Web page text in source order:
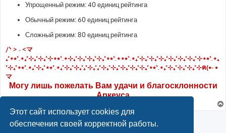
Этот сайт использует cookies для
обеспечения своей корректной работы.
Упрощенный режим: 40 единиц рейтинга
Обычный режим: 60 единиц рейтинга
Сложный режим: 80 единиц рейтинга
/ᐠ > ˕ <マ
₊˚⋆⭒˚.⋆₊˚⊹₊˚⊹₊˚⊹⋆⭒˚.⋆⊹₊˚⊹₊˚⊹₊˚⊹₊˚⋆⭒˚.⋆⋆⭒˚.⋆₊˚⊹₊˚⊹₊˚⊹₊˚⊹₊˚⊹₊˚⊹₊˚⊹⋆⭒˚.⋆₊
˚⊹₊˚⋆⭒˚.⋆₊˚⊹₊˚⋆⭒˚.⋆₊˚⊹₊˚⊹₊˚₊˚⊹₊˚₊˚⊹₊˚⊹₊˚⊹₊˚⊹₊˚⊹₊˚⋆⭒˚.⋆₊˚⊹₊˚⊹₊˚⊹₊˚⊹ฅ(•- •
マ
Могу лишь пожелать Вам удачи и благосклонности
Аркеуса
Ответить